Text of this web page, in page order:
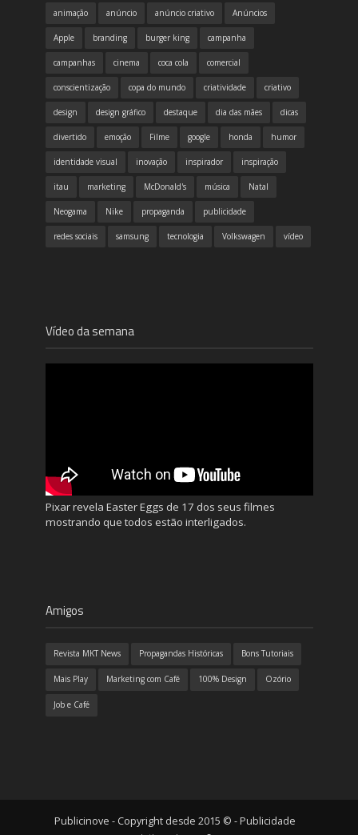
animação anúncio anúncio criativo Anúncios
Apple branding burger king campanha
campanhas cinema coca cola comercial
conscientização copa do mundo criatividade criativo
design design gráfico destaque dia das mães dicas
divertido emoção Filme google honda humor
identidade visual inovação inspirador inspiração
itau marketing McDonald's música Natal
Neogama Nike propaganda publicidade
redes sociais samsung tecnologia Volkswagen vídeo
Vídeo da semana
Pixar revela Easter Eggs de 17 dos seus filmes
mostrando que todos estão interligados.
Amigos
Revista MKT News Propagandas Históricas Bons Tutoriais
Mais Play Marketing com Café 100% Design Ozório
Job e Café
Publicinove - Copyright desde 2015 © - Publicidade